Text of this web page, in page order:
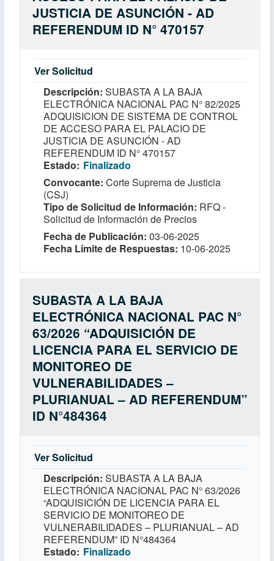
JUSTICIA DE ASUNCIÓN - AD
REFERENDUM ID N° 470157
Ver Solicitud
Descripción SUBASTA A LA BAJA
ELECTRÓNICA NACIONAL PAC N° 82/2025
ADQUISICION DE SISTEMA DE CONTROL
DE ACCESO PARA EL PALACIO DE
JUSTICIA DE ASUNCIÓN - AD
REFERENDUM ID N° 470157
Estado Finalizado
Convocante Corte Suprema de Justicia
(CSJ)
Tipo de Solicitud de Información RFQ -
Solicitud de Información de Precios
Fecha de Publicación 03-06-2025
Fecha Límite de Respuestas 10-06-2025
SUBASTA A LA BAJA
ELECTRÓNICA NACIONAL PAC N°
63/2026 “ADQUISICIÓN DE
LICENCIA PARA EL SERVICIO DE
MONITOREO DE
VULNERABILIDADES –
PLURIANUAL – AD REFERENDUM”
ID N°484364
Ver Solicitud
Descripción SUBASTA A LA BAJA
ELECTRÓNICA NACIONAL PAC N° 63/2026
“ADQUISICIÓN DE LICENCIA PARA EL
SERVICIO DE MONITOREO DE
VULNERABILIDADES – PLURIANUAL – AD
REFERENDUM” ID N°484364
Estado Finalizado